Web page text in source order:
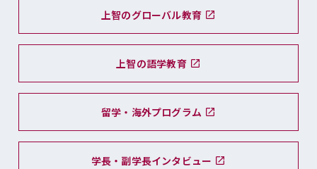
上智のグローバル教育
上智の語学教育
留学・海外プログラム
学長・副学長インタビュー